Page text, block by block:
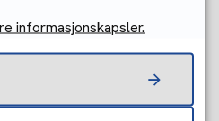
informasjonskapsler.